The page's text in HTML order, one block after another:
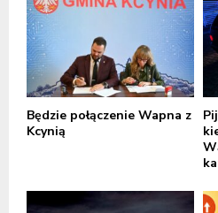
Będzie połączenie Wapna z
Kcynią